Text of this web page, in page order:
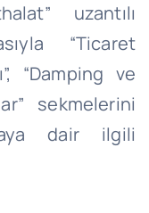
uzantılı
“Ticaret
“Damping ve
sekmelerini
dair ilgili